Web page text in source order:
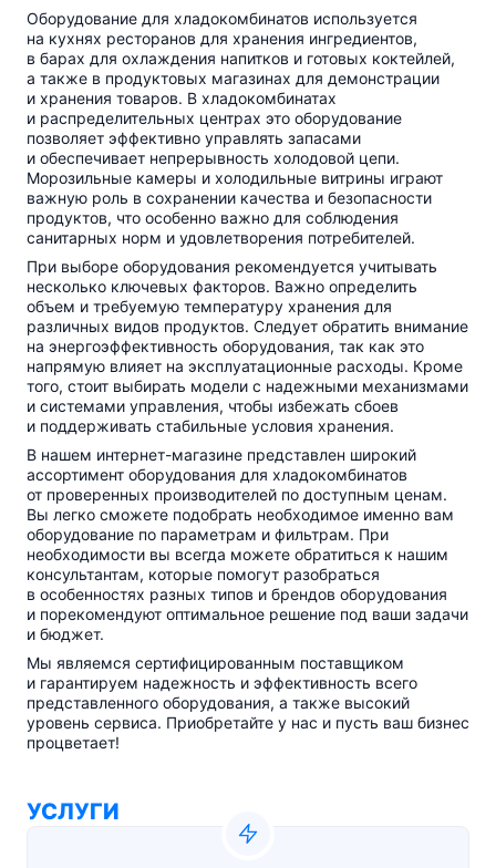
Оборудование для хладокомбинатов используется
на кухнях ресторанов для хранения ингредиентов,
в барах для охлаждения напитков и готовых коктейлей,
а также в продуктовых магазинах для демонстрации
и хранения товаров. В хладокомбинатах
и распределительных центрах это оборудование
позволяет эффективно управлять запасами
и обеспечивает непрерывность холодовой цепи.
Морозильные камеры и холодильные витрины играют
важную роль в сохранении качества и безопасности
продуктов, что особенно важно для соблюдения
санитарных норм и удовлетворения потребителей.
При выборе оборудования рекомендуется учитывать
несколько ключевых факторов. Важно определить
объем и требуемую температуру хранения для
различных видов продуктов. Следует обратить внимание
на энергоэффективность оборудования, так как это
напрямую влияет на эксплуатационные расходы. Кроме
того, стоит выбирать модели с надежными механизмами
и системами управления, чтобы избежать сбоев
и поддерживать стабильные условия хранения.
В нашем интернет-магазине представлен широкий
ассортимент оборудования для хладокомбинатов
от проверенных производителей по доступным ценам.
Вы легко сможете подобрать необходимое именно вам
оборудование по параметрам и фильтрам. При
необходимости вы всегда можете обратиться к нашим
консультантам, которые помогут разобраться
в особенностях разных типов и брендов оборудования
и порекомендуют оптимальное решение под ваши задачи
и бюджет.
Мы являемся сертифицированным поставщиком
и гарантируем надежность и эффективность всего
представленного оборудования, а также высокий
уровень сервиса. Приобретайте у нас и пусть ваш бизнес
процветает!
УСЛУГИ